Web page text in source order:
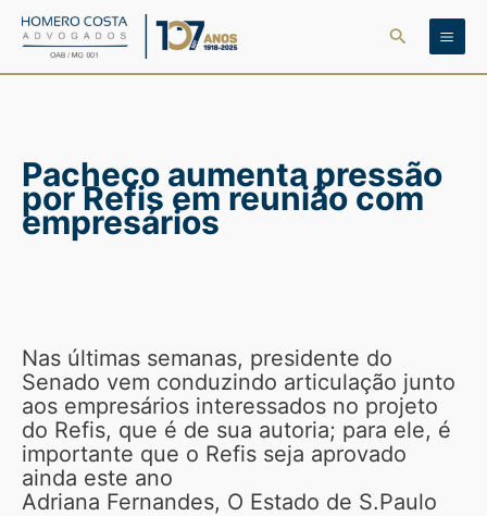
para
Pesquisar
Pacheco aumenta pressão
por Refis em reunião com
empresários
Nas últimas semanas, presidente do
Senado vem conduzindo articulação junto
aos empresários interessados no projeto
do Refis, que é de sua autoria; para ele, é
importante que o Refis seja aprovado
ainda este ano
Adriana Fernandes, O Estado de S.Paulo